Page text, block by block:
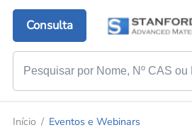
Consulta
Início Eventos e Webinars